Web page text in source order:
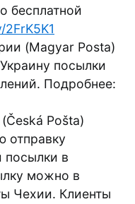
бесплатной
(Magyar Posta)
посылки
Подробнее:
Pošta)
отправку
посылки в
можно в
Чехии. Клиенты